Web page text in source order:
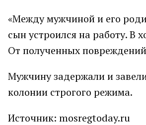
«Между мужчиной и его
сын устроился на работу. В
От полученных
Мужчину задержали и
колонии строгого режима.
Источник: mosregtoday.ru